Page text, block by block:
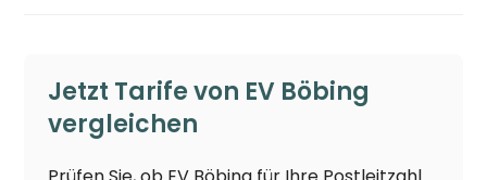
Jetzt Tarife von EV Böbing
vergleichen